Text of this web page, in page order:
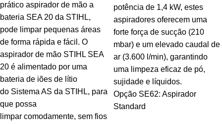
prático aspirador de mão a
bateria SEA 20 da STIHL,
pode limpar pequenas áreas
de forma rápida e fácil. O
aspirador de mão STIHL SEA
20 é alimentado por uma
bateria de iões de lítio
do Sistema AS da STIHL, para
que possa
limpar comodamente, sem fios
potência de 1,4 kW, estes
aspiradores oferecem uma
forte força de sucção (210
mbar) e um elevado caudal de
ar (3.600 l/min), garantindo
uma limpeza eficaz de pó,
sujidade e líquidos.
Opção SE62: Aspirador
Standard